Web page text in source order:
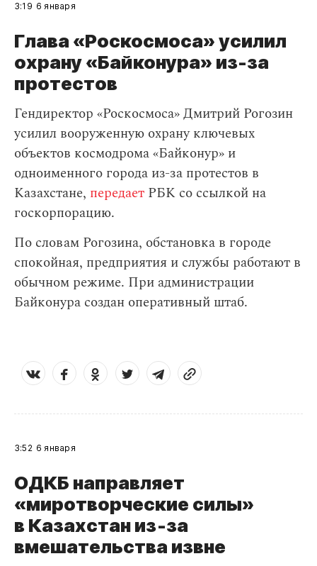
3:19 6 января
Глава «Роскосмоса» усилил
охрану «Байконура» из-за
протестов
Гендиректор «Роскосмоса» Дмитрий Рогозин
усилил вооруженную охрану ключевых
объектов космодрома «Байконур» и
одноименного города из-за протестов в
Казахстане, передает РБК со ссылкой на
госкорпорацию.
По словам Рогозина, обстановка в городе
спокойная, предприятия и службы работают в
обычном режиме. При администрации
Байконура создан оперативный штаб.
3:52 6 января
ОДКБ направляет
«миротворческие силы»
в Казахстан из‑за
вмешательства извне